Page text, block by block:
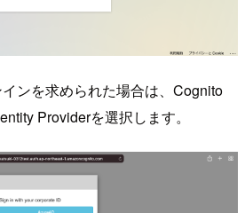
ンを求められた場合は、Cognito
Providerを選択します。